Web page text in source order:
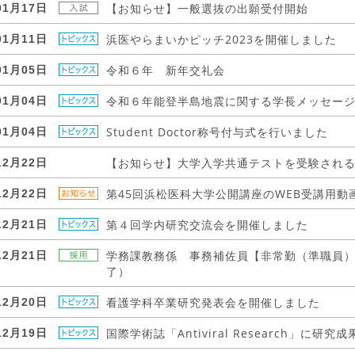
月17日 【お知らせ】一般選抜の出願受付開始
月11日 浜医やらまいかピッチ2023を開催しました
月05日 令和６年 新年交礼会
月04日 令和６年能登半島地震に関する学長メッセージ
月04日 Student Doctor称号付与式を行いました
月22日 【お知らせ】大学入学共通テストを受験され
月22日 第45回浜松医科大学公開講座のWEB受講用動
月21日 第４回学内研究交流会を開催しました
月21日
学務課教務係 事務補佐員【非常勤（準職員
了）
月20日 看護学科卒業研究発表会を開催しました
月19日 国際学術誌「Antiviral Research」に研究成